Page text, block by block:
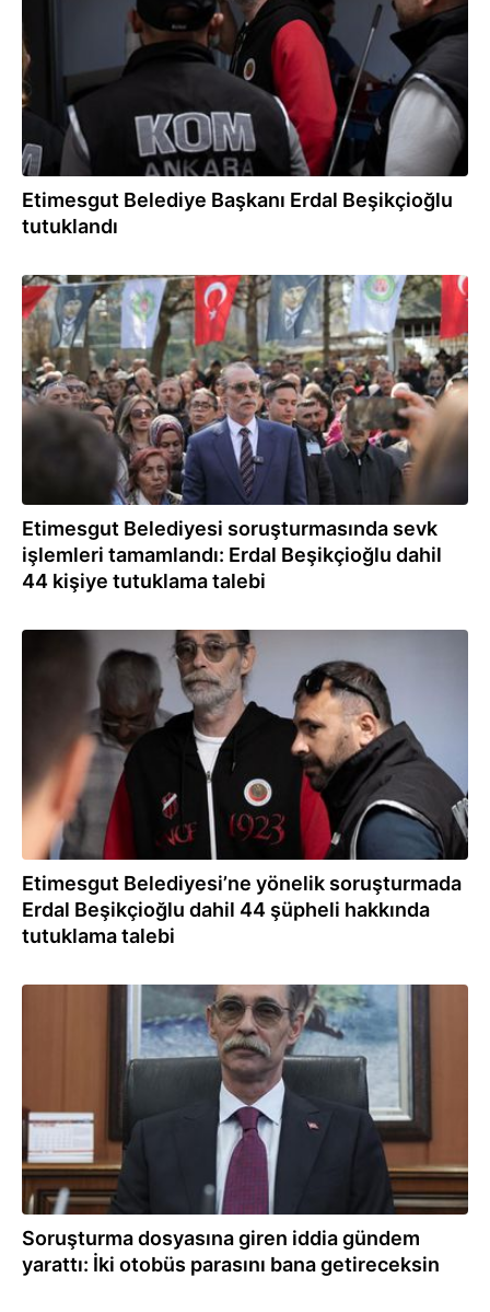
Etimesgut Belediye Başkanı Erdal Beşikçioğlu
tutuklandı
02.08.2026
Etimesgut Belediyesi soruşturmasında sevk
işlemleri tamamlandı: Erdal Beşikçioğlu dahil
44 kişiye tutuklama talebi
02.08.2026
Etimesgut Belediyesi’ne yönelik soruşturmada
Erdal Beşikçioğlu dahil 44 şüpheli hakkında
tutuklama talebi
Soruşturma dosyasına giren iddia gündem
yarattı: İki otobüs parasını bana getireceksin